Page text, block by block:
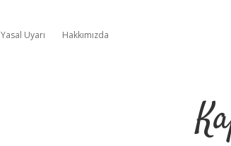
Yasal Uyarı Hakkımızda